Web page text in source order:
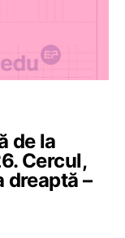
de la
Cercul,
dreaptă –